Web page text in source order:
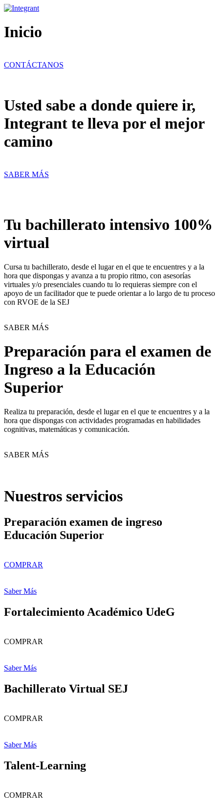
Ir
contenido
Inicio
CONTÁCTANOS
Usted sabe a donde quiere ir,
Integrant te lleva por el mejor
camino
SABER MÁS
Tu bachillerato intensivo 100%
virtual
Cursa tu bachillerato, desde el lugar en el que te encuentres y a la
hora que dispongas y avanza a tu propio ritmo, con asesorías
virtuales y/o presenciales cuando tu lo requieras siempre con el
apoyo de un facilitador que te puede orientar a lo largo de tu proceso
con RVOE de la SEJ
SABER MÁS
Preparación para el examen de
Ingreso a la Educación
Superior
Realiza tu preparación, desde el lugar en el que te encuentres y a la
hora que dispongas con actividades programadas en habilidades
cognitivas, matemáticas y comunicación.
SABER MÁS
Nuestros servicios
Preparación examen de ingreso
Educación Superior
COMPRAR
Saber Más
Fortalecimiento Académico UdeG
COMPRAR
Saber Más
Bachillerato Virtual SEJ
COMPRAR
Saber Más
Talent-Learning
COMPRAR